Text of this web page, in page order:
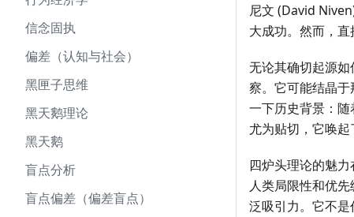
信念固执
偏差（认知与社会）
黑匣子思维
黑天鹅理论
黑天鹅
盲点分析
盲点偏差（偏差盲点）
尼文 (David
大成功。然而，直
无论其确切起源
察。它可能结晶
一下历史背景：
尤为贴切，它唤起
四炉头理论的魅
人类局限性和优
泛吸引力。它不